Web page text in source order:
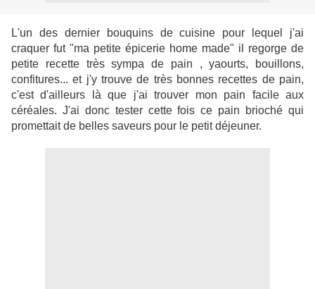
L'un des dernier bouquins de cuisine pour lequel j'ai
craquer fut "ma petite épicerie home made" il regorge de
petite recette très sympa de pain , yaourts, bouillons,
confitures... et j'y trouve de très bonnes recettes de pain,
c'est d'ailleurs là que j'ai trouver mon pain facile aux
céréales. J'ai donc tester cette fois ce pain brioché qui
promettait de belles saveurs pour le petit déjeuner.